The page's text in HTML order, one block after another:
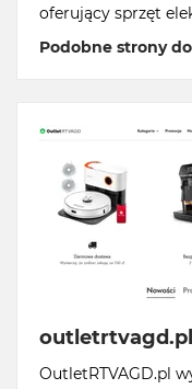
oferujący sprzęt
Podobne strony
outletrtvagd.pl
OutletRTVAGD.pl